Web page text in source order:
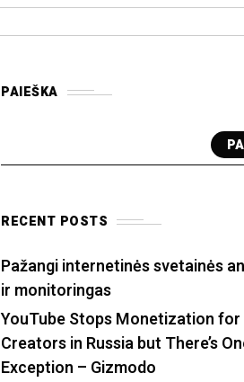
PAIEŠKA
RECENT POSTS
Pažangi internetinės svetainės
ir monitoringas
YouTube Stops Monetization for
Creators in Russia but There’s
Exception – Gizmodo